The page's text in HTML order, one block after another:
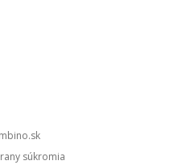
súkromia